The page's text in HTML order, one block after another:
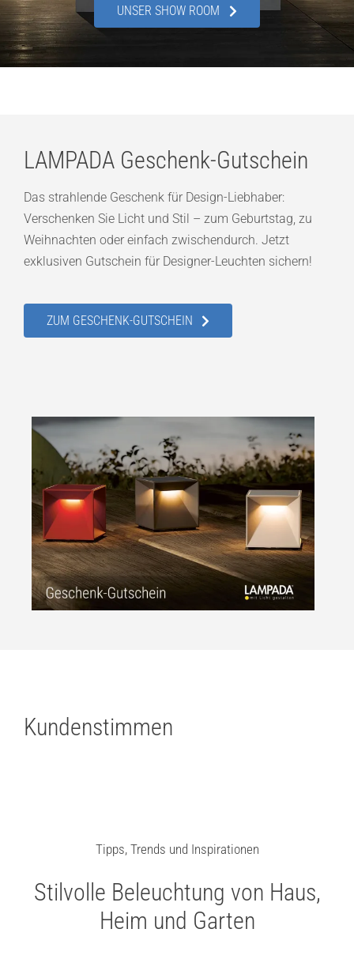
UNSER SHOW ROOM
LAMPADA Geschenk-Gutschein
Das strahlende Geschenk für Design-Liebhaber:
Verschenken Sie Licht und Stil – zum Geburtstag, zu
Weihnachten oder einfach zwischendurch. Jetzt
exklusiven Gutschein für Designer-Leuchten sichern!
ZUM GESCHENK-GUTSCHEIN
Kundenstimmen
Tipps, Trends und Inspirationen
Stilvolle Beleuchtung von Haus,
Heim und Garten